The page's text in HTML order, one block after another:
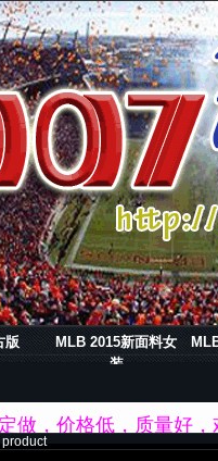
版
MLB 2015新面料女
装
做，价格低，质量好